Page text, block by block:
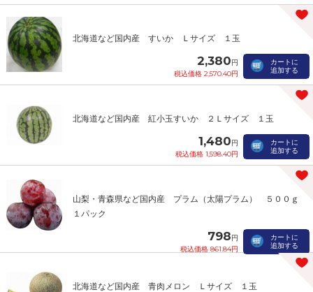
北海道など国内産 すいか Ｌサイズ １玉
2,380円
税込価格 2,570.40円
カートに
追加する
北海道など国内産 紅小玉すいか ２Ｌサイズ １玉
1,480円
税込価格 1,598.40円
カートに
追加する
山梨・青森県など国内産 プラム（太陽プラム） ５００ｇ
１パック
798円
税込価格 861.84円
カートに
追加する
北海道など国内産 青肉メロン Ｌサイズ １玉